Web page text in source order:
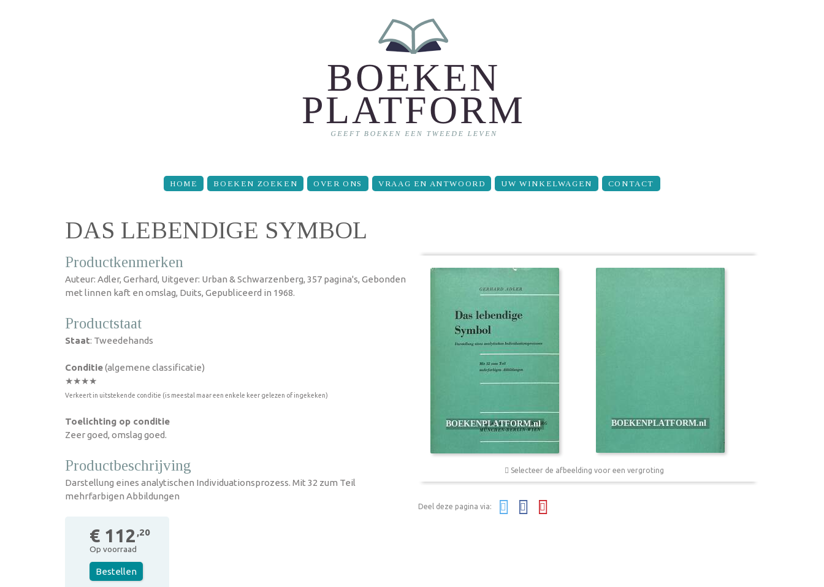
HOME BOEKEN ZOEKEN OVER ONS VRAAG EN ANTWOORD UW WINKELWAGEN CONTACT
DAS LEBENDIGE SYMBOL
Productkenmerken
Auteur: Adler, Gerhard, Uitgever: Urban & Schwarzenberg, 357 pagina's, Gebonden
met linnen kaft en omslag, Duits, Gepubliceerd in 1968.
Productstaat
Staat: Tweedehands
Conditie(algemene classificatie)
★★★★
Verkeert in uitstekende conditie (is meestal maar een enkele keer gelezen of ingekeken)
Toelichting op conditie
Zeer goed, omslag goed.
Productbeschrijving
Darstellung eines analytischen Individuationsprozess. Mit 32 zum Teil
mehrfarbigen Abbildungen
€ 112 ,20
Op voorraad
Bestellen
Selecteer de afbeelding voor een vergroting
Deel deze pagina via: